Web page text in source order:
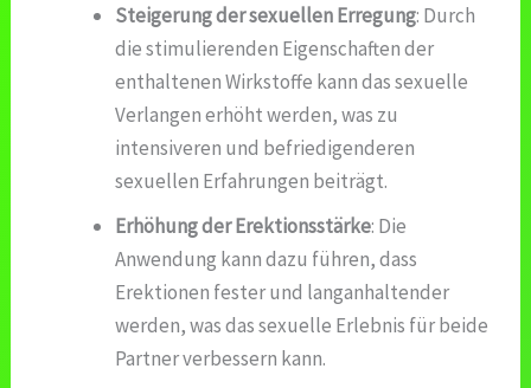
Steigerung der sexuellen Erregung: Durch
die stimulierenden Eigenschaften der
enthaltenen Wirkstoffe kann das sexuelle
Verlangen erhöht werden, was zu
intensiveren und befriedigenderen
sexuellen Erfahrungen beiträgt.
Erhöhung der Erektionsstärke: Die
Anwendung kann dazu führen, dass
Erektionen fester und langanhaltender
werden, was das sexuelle Erlebnis für beide
Partner verbessern kann.